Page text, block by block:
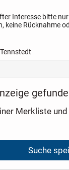
Interesse bitte
keine Rücknahme
Merkliste
Suche